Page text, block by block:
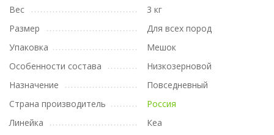
Вес
3 кг
Размер
Для всех пород
Упаковка
Мешок
Особенности состава
Низкозерновой
Назначение
Повседневный
Страна производитель
Россия
Линейка
Кеа